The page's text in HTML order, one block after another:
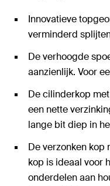
Innovatieve
verminderd
De verhoogde
aanzienlijk. Voor
De cilinderkop
een nette
lange bit diep in
De verzonken kop
kop is ideaal voor
onderdelen aan